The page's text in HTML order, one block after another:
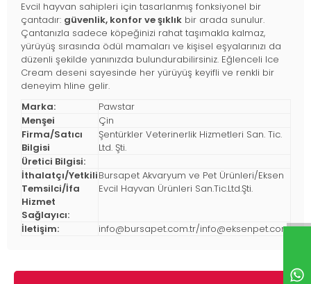
Evcil hayvan sahipleri için tasarlanmış fonksiyonel bir
çantadır: güvenlik, konfor ve şıklık bir arada sunulur.
Çantanızla sadece köpeğinizi rahat taşımakla kalmaz,
yürüyüş sırasında ödül mamaları ve kişisel eşyalarınızı da
düzenli şekilde yanınızda bulundurabilirsiniz. Eğlenceli Ice
Cream deseni sayesinde her yürüyüş keyifli ve renkli bir
deneyim hline gelir.
Marka:
Pawstar
Menşei
Çin
Firma/Satıcı
Bilgisi
Şentürkler Veterinerlik Hizmetleri San. Tic.
Ltd. Şti.
Üretici Bilgisi:
İthalatçı/Yetkili
Temsilci/İfa
Hizmet
Sağlayıcı:
Bursapet Akvaryum ve Pet Ürünleri/Eksen
Evcil Hayvan Ürünleri San.Tic.Ltd.Şti.
İletişim: info@bursapet.com.tr/info@eksenpet.com